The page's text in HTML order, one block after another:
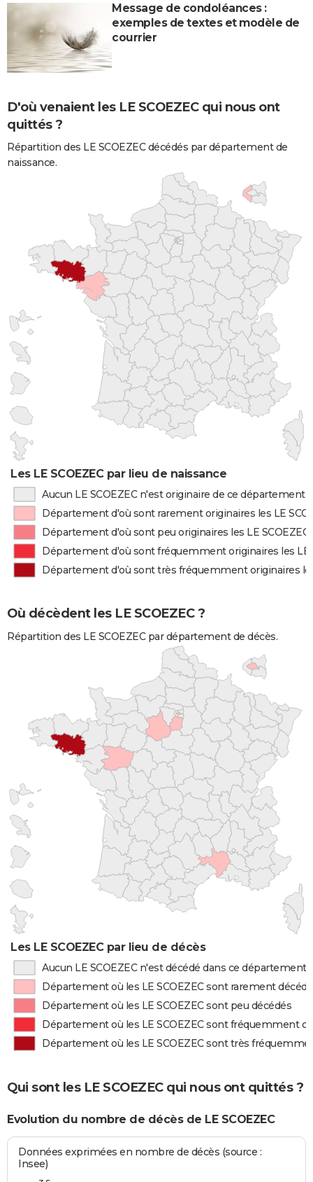
Message de condoléances :
exemples de textes et modèle de
courrier
D'où venaient les LE SCOEZEC qui nous ont
quittés ?
Répartition des LE SCOEZEC décédés par département de
naissance.
Les LE SCOEZEC par lieu de naissance
Aucun LE SCOEZEC n'est originaire de ce département
Département d'où sont rarement originaires les LE
Département d'où sont peu originaires les LE SCOEZEC
Département d'où sont fréquemment originaires les LE
Département d'où sont très fréquemment originaires les
Où décèdent les LE SCOEZEC ?
Répartition des LE SCOEZEC par département de décès.
Les LE SCOEZEC par lieu de décès
Aucun LE SCOEZEC n'est décédé dans ce département
Département où les LE SCOEZEC sont rarement
Département où les LE SCOEZEC sont peu décédés
Département où les LE SCOEZEC sont fréquemment
Département où les LE SCOEZEC sont très
Qui sont les LE SCOEZEC qui nous ont quittés ?
Evolution du nombre de décès de LE SCOEZEC
Données exprimées en nombre de décès (source :
Insee)